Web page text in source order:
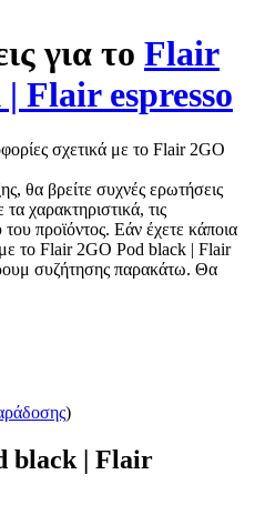
για το Flair
Flair espresso
σχετικά με το Flair 2GO
θα βρείτε συχνές ερωτήσεις
χαρακτηριστικά, τις
προϊόντος. Εάν έχετε κάποια
το Flair 2GO Pod black | Flair
συζήτησης παρακάτω. Θα
)
black | Flair